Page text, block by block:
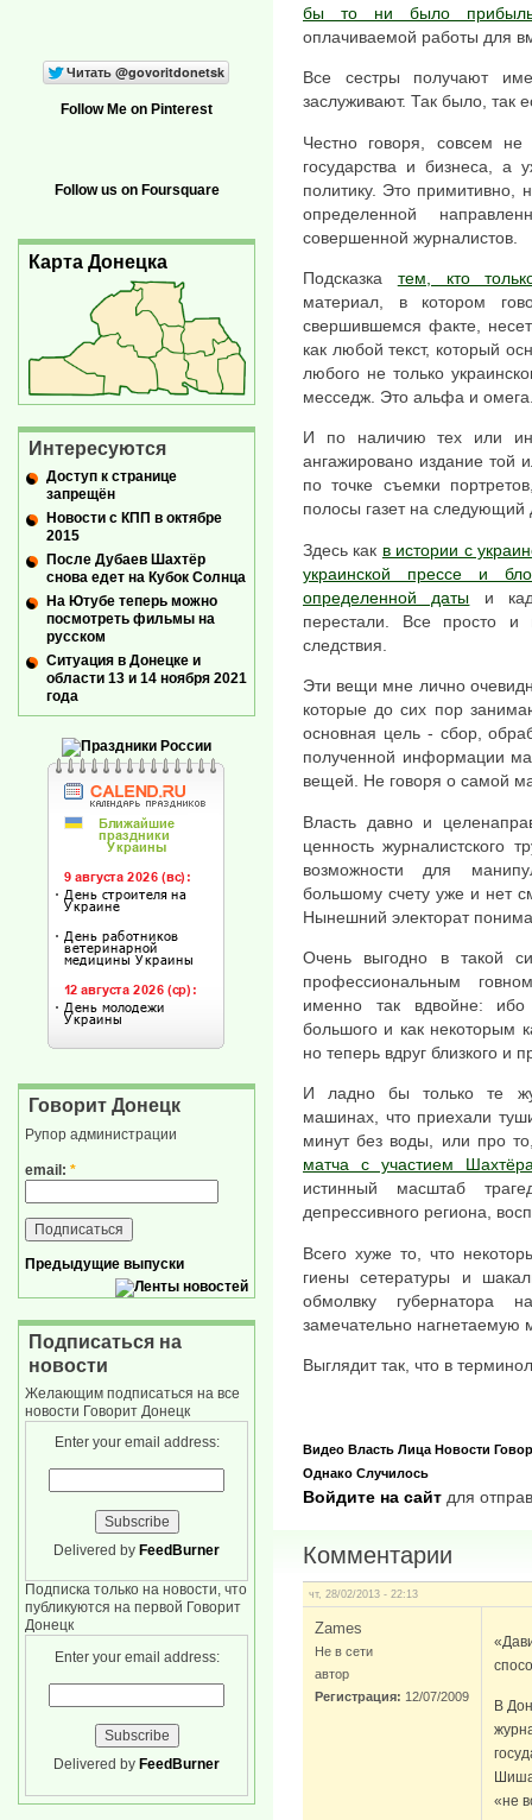
бы то ни было
оплачиваемой работы для
Все сестры получают
заслуживают. Так было, так
Честно говоря, совсем
государства и бизнеса, а
политику. Это примитивно,
определенной
совершенной журналистов.
Подсказка тем, кто
материал, в котором
свершившемся факте,
как любой текст, который
любого не только
месседж. Это альфа и
И по наличию тех или
ангажировано издание той
по точке съемки
полосы газет на следующий
Здесь как в истории с
украинской прессе и
определенной даты и
перестали. Все просто
следствия.
Эти вещи мне лично
которые до сих пор
основная цель - сбор,
полученной информации
вещей. Не говоря о самой
Власть давно и
ценность журналистского
возможности для
большому счету уже и нет
Нынешний электорат
Очень выгодно в такой
профессиональным
именно так вдвойне: ибо
большого и как некоторым
но теперь вдруг близкого и
И ладно бы только те
машинах, что приехали
минут без воды, или про
матча с участием
истинный масштаб
депрессивного региона,
Всего хуже то, что
гиены сетературы и
обмолвку губернатора
замечательно нагнетаемую
Выглядит так, что в
Видео Власть Лица Новости
Однако Случилось
Войдите на сайт для
Комментарии
чт, 28/02/2013 - 22:13
Zames
Не в сети
автор
Регистрация: 12/07/2009
В
«не
Follow Me on Pinterest
Follow us on Foursquare
Карта Донецка
Интересуются
Доступ к странице
запрещён
Новости с КПП в октябре
2015
После Дубаев Шахтёр
снова едет на Кубок Солнца
На Ютубе теперь можно
посмотреть фильмы на
русском
Ситуация в Донецке и
области 13 и 14 ноября 2021
года
Говорит Донецк
Рупор администрации
email: *
Предыдущие выпуски
Подписаться на
новости
Желающим подписаться на все
новости Говорит Донецк
Enter your email address:
Delivered by FeedBurner
Подписка только на новости, что
публикуются на первой Говорит
Донецк
Enter your email address:
Delivered by FeedBurner